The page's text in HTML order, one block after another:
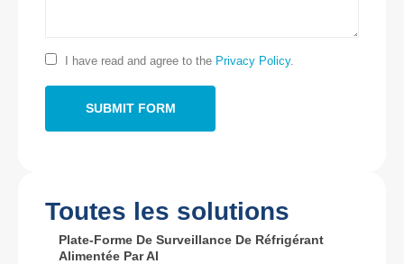
Toutes les solutions
Plate-Forme De Surveillance De Réfrigérant
Alimentée Par AI
I have read and agree to the Privacy Policy.
cece@winsensor.com